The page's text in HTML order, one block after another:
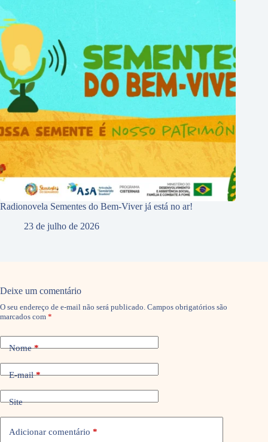
Radionovela Sementes do Bem-Viver já está no ar!
23 de julho de 2026
Deixe um comentário
O seu endereço de e-mail não será publicado. Campos obrigatórios são
marcados com *
Nome*
E-mail*
Site
Adicionar comentário *